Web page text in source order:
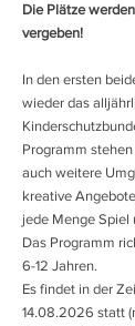
Die Plätze
vergeben!
In den ersten
wieder das
Programm
auch weitere
kreative
jede Menge Spiel
Das Programm
6-12 Jahren.
Es findet in der
14.08.2026 statt